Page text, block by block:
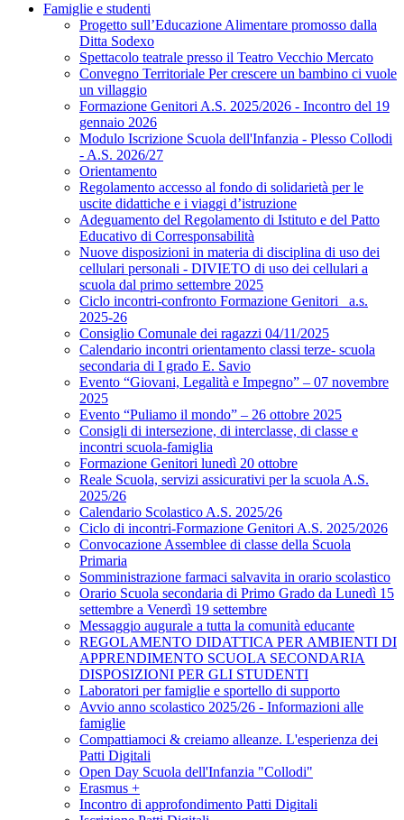
Famiglie e studenti
Progetto sull’Educazione Alimentare promosso dalla
Ditta Sodexo
Spettacolo teatrale presso il Teatro Vecchio Mercato
Convegno Territoriale Per crescere un bambino ci vuole
un villaggio
Formazione Genitori A.S. 2025/2026 - Incontro del 19
gennaio 2026
Modulo Iscrizione Scuola dell'Infanzia - Plesso Collodi
- A.S. 2026/27
Orientamento
Regolamento accesso al fondo di solidarietà per le
uscite didattiche e i viaggi d’istruzione
Adeguamento del Regolamento di Istituto e del Patto
Educativo di Corresponsabilità
Nuove disposizioni in materia di disciplina di uso dei
cellulari personali - DIVIETO di uso dei cellulari a
scuola dal primo settembre 2025
Ciclo incontri-confronto Formazione Genitori_ a.s.
2025-26
Consiglio Comunale dei ragazzi 04/11/2025
Calendario incontri orientamento classi terze- scuola
secondaria di I grado E. Savio
Evento “Giovani, Legalità e Impegno” – 07 novembre
2025
Evento “Puliamo il mondo” – 26 ottobre 2025
Consigli di intersezione, di interclasse, di classe e
incontri scuola-famiglia
Formazione Genitori lunedì 20 ottobre
Reale Scuola, servizi assicurativi per la scuola A.S.
2025/26
Calendario Scolastico A.S. 2025/26
Ciclo di incontri-Formazione Genitori A.S. 2025/2026
Convocazione Assemblee di classe della Scuola
Primaria
Somministrazione farmaci salvavita in orario scolastico
Orario Scuola secondaria di Primo Grado da Lunedì 15
settembre a Venerdì 19 settembre
Messaggio augurale a tutta la comunità educante
REGOLAMENTO DIDATTICA PER AMBIENTI DI
APPRENDIMENTO SCUOLA SECONDARIA
DISPOSIZIONI PER GLI STUDENTI
Laboratori per famiglie e sportello di supporto
Avvio anno scolastico 2025/26 - Informazioni alle
famiglie
Compattiamoci & creiamo alleanze. L'esperienza dei
Patti Digitali
Open Day Scuola dell'Infanzia "Collodi"
Erasmus +
Incontro di approfondimento Patti Digitali